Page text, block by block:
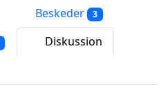
Beskeder 3
Diskussion